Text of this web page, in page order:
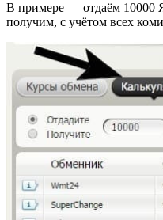
В примере — отдаём 10000
получим, с учётом всех